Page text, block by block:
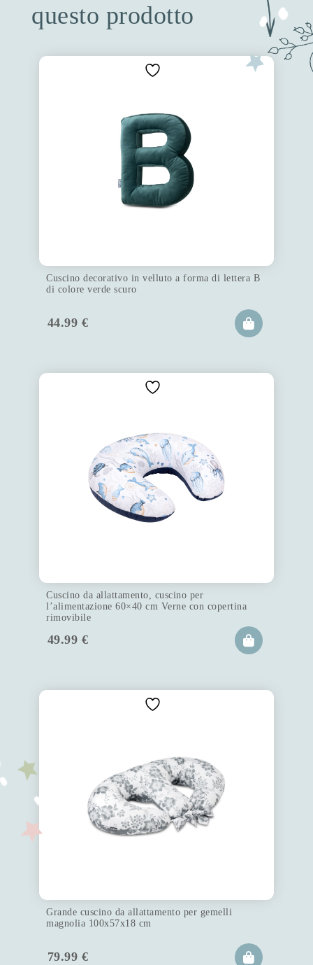
questo prodotto
Cuscino decorativo in velluto a forma di lettera B
di colore verde scuro
44.99 €
Cuscino da allattamento, cuscino per
l’alimentazione 60×40 cm Verne con copertina
rimovibile
49.99 €
Grande cuscino da allattamento per gemelli
magnolia 100x57x18 cm
79.99 €